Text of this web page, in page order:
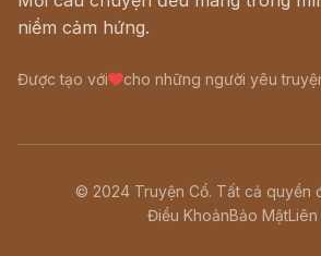
niềm cảm hứng.
Được tạo với cho những người yêu
© 2024 Truyện Cổ. Tất cả quyền
Điều KhoảnBảo MậtLiên